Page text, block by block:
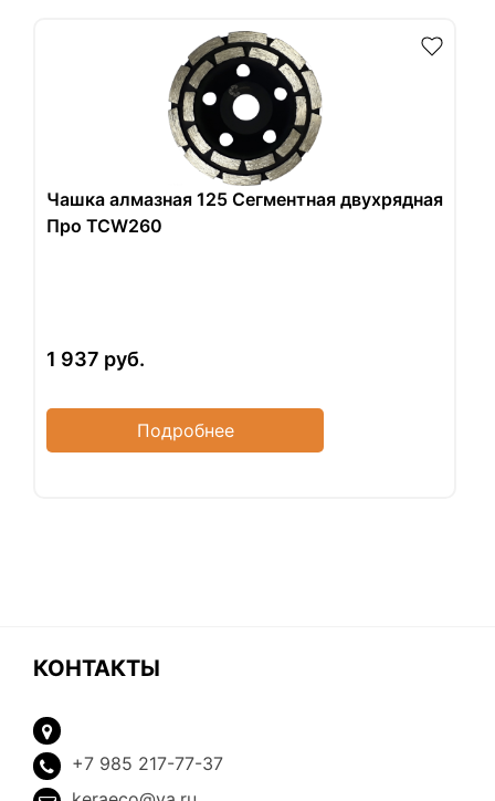
Чашка алмазная 125 Сегментная двухрядная
Про TCW260
1 937 руб.
Подробнее
КОНТАКТЫ
+7 985 217-77-37